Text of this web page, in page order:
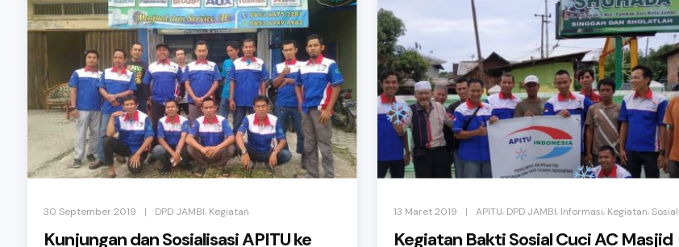
30 September 2019 | DPD JAMBI, Kegiatan
Kunjungan dan Sosialisasi APITU ke
13 Maret 2019 | APITU, DPD JAMBI, Informasi, Kegiatan,Sosial
Kegiatan Bakti Sosial Cuci AC Masjid